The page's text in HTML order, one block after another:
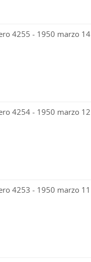
4255 - 1950 marzo 14
4254 - 1950 marzo 12
4253 - 1950 marzo 11